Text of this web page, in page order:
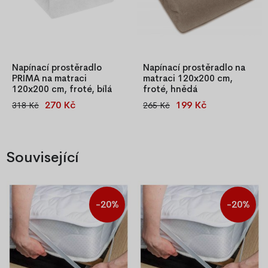
Napínací prostěradlo
PRIMA na matraci
120x200 cm, froté, bílá
Bílé froté napínací
pletenina z česaných přízí (82
kvalita s OEKO-TEX®
certifikátem.
318 Kč 270 Kč
Napínací prostěradlo na
matraci 120x200 cm,
froté, hnědá
Napínací prostěradlo
265 Kč 199 Kč
Související
-20% -20%